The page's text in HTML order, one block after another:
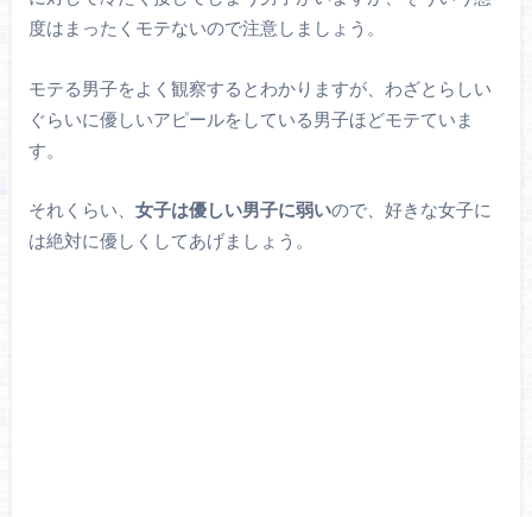
度はまったくモテないので注意しましょう。
モテる男子をよく観察するとわかりますが、わざとらしい
ぐらいに優しいアピールをしている男子ほどモテていま
す。
それくらい、 女子は優しい男子に弱いので、好きな女子に
は絶対に優しくしてあげましょう。